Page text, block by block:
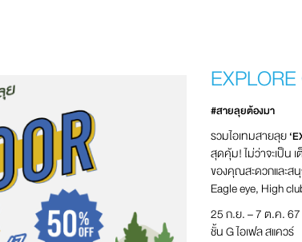
#สายลุยต้องมา
รวมไอเทมสายลุย
สุดคุ้ม! ไม่ว่าจะเป็น
ของคุณสะดวกและส
Eagle eye, High
25 ก.ย. – 7 ต.ค. 67
ชั้น G ไอเฟล สแควร์